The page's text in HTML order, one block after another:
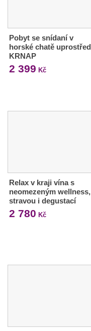
Pobyt se snídaní v
horské chatě uprostřed
KRNAP
2 399 Kč
Relax v kraji vína s
neomezeným wellness,
stravou i degustací
2 780 Kč